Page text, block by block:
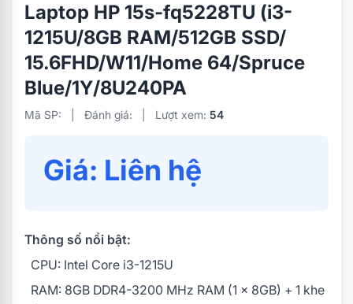
Laptop HP 15s-fq5228TU (i3-
1215U/8GB RAM/512GB SSD/
15.6FHD/W11/Home 64/Spruce
Blue/1Y/8U240PA
Mã SP: Đánh giá: Lượt xem: 54
Giá: Liên hệ
Thông số nổi bật:
CPU: Intel Core i3-1215U
RAM: 8GB DDR4-3200 MHz RAM (1 x 8GB) + 1 khe